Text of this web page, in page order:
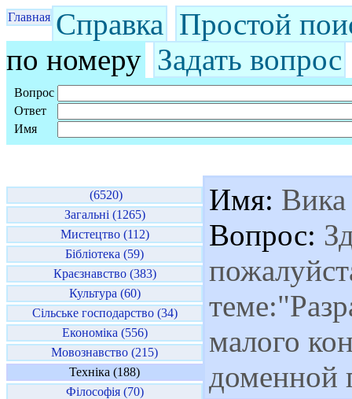
Главная Справка Простой
по номеру Задать вопрос
Вопрос
Ответ
Имя
(6520)
Загальні (1265)
Мистецтво (112)
Бібліотека (59)
Краєзнавство (383)
Культура (60)
Сільське господарство (34)
Економіка (556)
Мовознавство (215)
Техніка (188)
Філософія (70)
Имя: Вика
Вопрос:
малого
доменной